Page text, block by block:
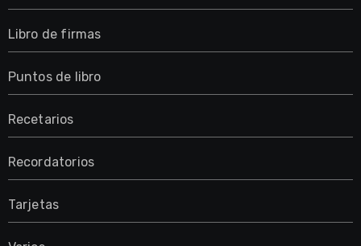
Libro de firmas
Puntos de libro
Recetarios
Recordatorios
Tarjetas